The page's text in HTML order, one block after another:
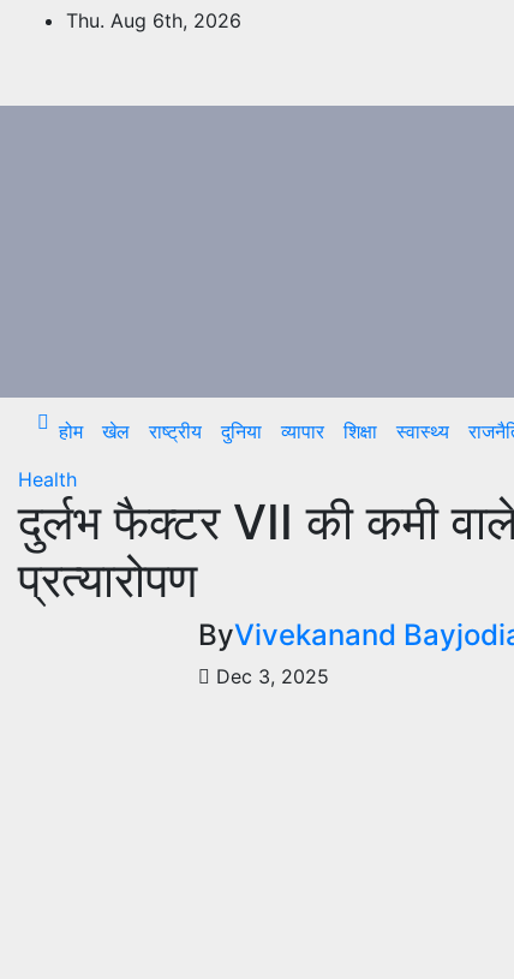
Thu. Aug 6th, 2026
होम खेल राष्ट्रीय दुनिया व्यापार शिक्षा स्वास्थ्य
Health
दुर्लभ फैक्टर VII की कमी
प्रत्यारोपण
ByVivekanand
Dec 3, 2025